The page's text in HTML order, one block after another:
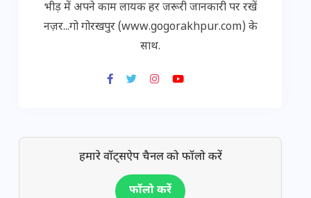
भीड़ में अपने काम लायक हर जरूरी जानकारी पर रखें
नज़र...गो गोरखपुर (www.gogorakhpur.com) के
साथ.
हमारे वॉट्सऐप चैनल को फॉलो करें
फॉलो करें